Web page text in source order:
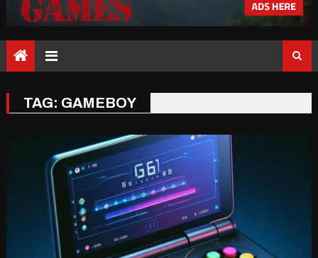
TAG: GAMEBOY